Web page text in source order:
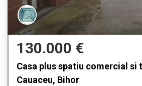
130.000 €
Casa plus spatiu comercial si
Cauaceu, Bihor